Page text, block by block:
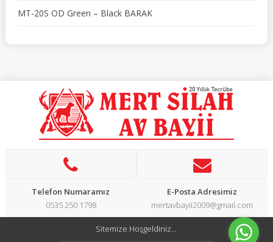
MT-20S OD Green – Black BARAK
Telefon Numaramız
0535 250 1798
E-Posta Adresimiz
mertavbayii2009@gmail.com
Sitemize Hoşgeldiniz...